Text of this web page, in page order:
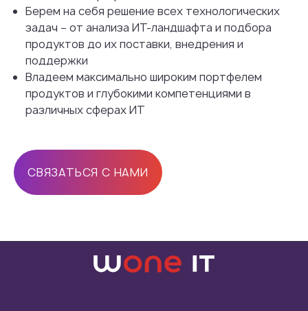
Берем на себя решение всех технологических
задач − от анализа ИТ-ландшафта и подбора
продуктов до их поставки, внедрения и
поддержки
Владеем максимально широким портфелем
продуктов и глубокими компетенциями в
различных сферах ИТ
СВЯЗАТЬСЯ С НАМИ